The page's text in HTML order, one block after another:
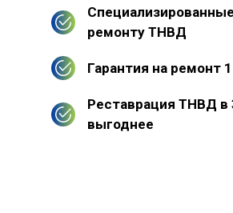
ремонту ТНВД
Гарантия на ремонт
Реставрация ТНВД в
выгоднее